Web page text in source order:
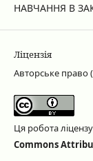
НАВЧАННЯ В
Ліцензія
Авторське право
Ця робота
Commons